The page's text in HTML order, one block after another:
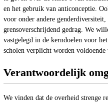
en het gebruik van anticonceptie.
voor onder andere
grensoverschrijdend gedrag. We
vastgelegd in de kerndoelen voor
scholen verplicht worden
Verantwoordelijk
We vinden dat de overheid strenge